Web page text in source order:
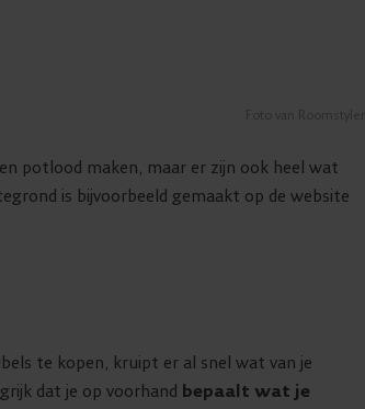
potlood maken, maar er zijn ook heel wat
is bijvoorbeeld gemaakt op de website
te kopen, kruipt er al snel wat van je
dat je op voorhand bepaalt wat je